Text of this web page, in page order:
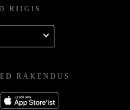
RIIGIS
RAKENDUS